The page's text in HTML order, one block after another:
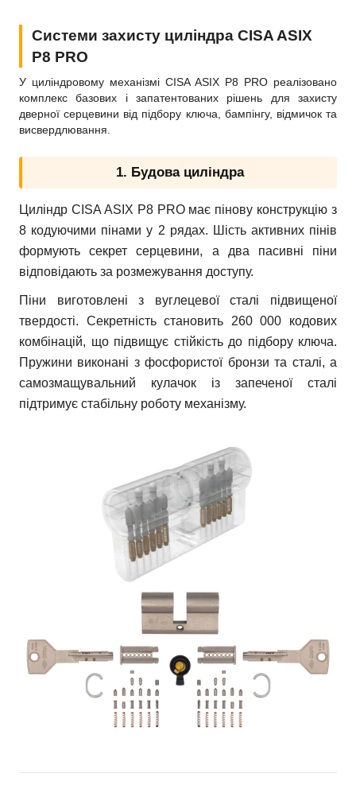
Системи захисту циліндра CISA ASIX
P8 PRO
У циліндровому механізмі CISA ASIX P8 PRO реалізовано
комплекс базових і запатентованих рішень для захисту
дверної серцевини від підбору ключа, бампінгу, відмичок та
висвердлювання.
1. Будова циліндра
Циліндр CISA ASIX P8 PRO має пінову конструкцію з
8 кодуючими пінами у 2 рядах. Шість активних пінів
формують секрет серцевини, а два пасивні піни
відповідають за розмежування доступу.
Піни виготовлені з вуглецевої сталі підвищеної
твердості. Секретність становить 260 000 кодових
комбінацій, що підвищує стійкість до підбору ключа.
Пружини виконані з фосфористої бронзи та сталі, а
самозмащувальний кулачок із запеченої сталі
підтримує стабільну роботу механізму.